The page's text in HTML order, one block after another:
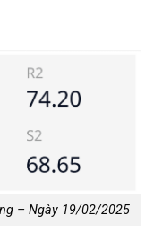
– Ngày 19/02/2025